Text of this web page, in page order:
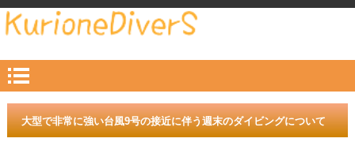
大型で非常に強い台風9号の接近に伴う週末のダイビングについて